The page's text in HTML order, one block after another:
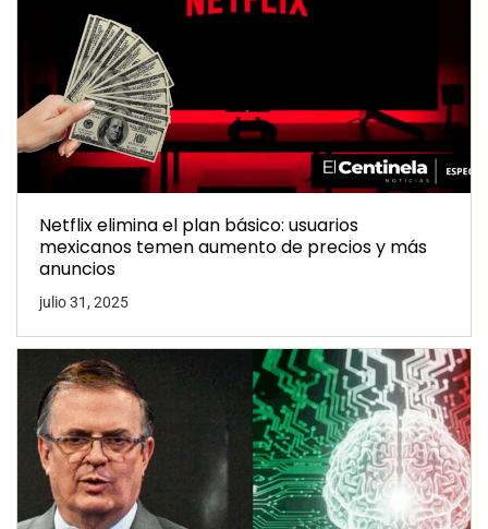
Netflix elimina el plan básico: usuarios
mexicanos temen aumento de precios y más
anuncios
julio 31, 2025